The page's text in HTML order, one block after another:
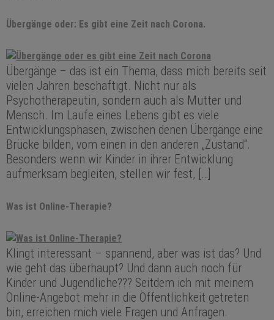
Übergänge oder: Es gibt eine Zeit nach Corona.
Übergänge – das ist ein Thema, dass mich bereits seit
vielen Jahren beschäftigt. Nicht nur als
Psychotherapeutin, sondern auch als Mutter und
Mensch. Im Laufe eines Lebens gibt es viele
Entwicklungsphasen, zwischen denen Übergänge eine
Brücke bilden, vom einen in den anderen „Zustand“.
Besonders wenn wir Kinder in ihrer Entwicklung
aufmerksam begleiten, stellen wir fest, […]
Was ist Online-Therapie?
Klingt interessant – spannend, aber was ist das? Und
wie geht das überhaupt? Und dann auch noch für
Kinder und Jugendliche??? Seitdem ich mit meinem
Online-Angebot mehr in die Öffentlichkeit getreten
bin, erreichen mich viele Fragen und Anfragen.